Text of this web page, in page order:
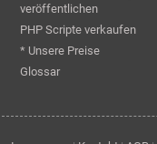
veröffentlichen
PHP Scripte verkaufen
* Unsere Preise
Glossar